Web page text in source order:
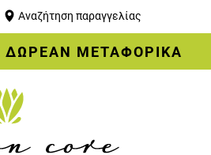
Αναζήτηση παραγγελίας
ΔΩΡΕΑΝ ΜΕΤΑΦΟΡΙΚΑ